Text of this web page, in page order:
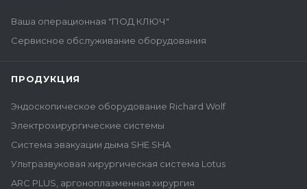
Ваша операционная "ПОД КЛЮЧ"
Сервисное обслуживание оборудования
ПРОДУКЦИЯ
Эндоскопическое оборудование Richard Wolf
Электрохирургические системы
Система эвакуации дыма SHE SHA
Ультразвуковая хирургическая система Lotus
ARC PLUS, аргоноплазменная хирургия